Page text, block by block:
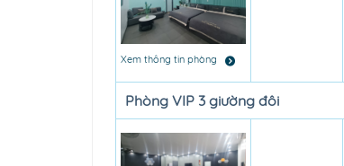
Xem thông tin phòng
Phòng VIP 3 giường đôi